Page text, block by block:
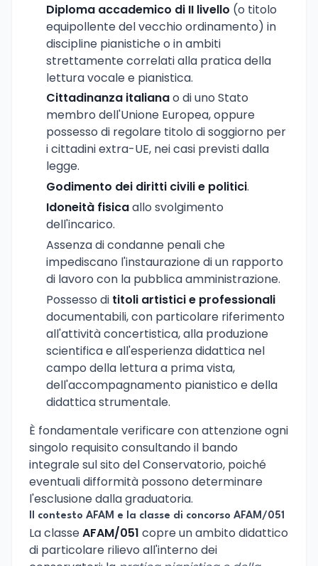
Diploma accademico di II livello (o titolo
equipollente del vecchio ordinamento) in
discipline pianistiche o in ambiti
strettamente correlati alla pratica della
lettura vocale e pianistica.
Cittadinanza italianao di uno Stato
membro dell'Unione Europea, oppure
possesso di regolare titolo di soggiorno per
i cittadini extra-UE, nei casi previsti dalla
legge.
Godimento dei diritti civili e politici.
Idoneità fisicaallo svolgimento
dell'incarico.
Assenza di condanne penali che
impediscano l'instaurazione di un rapporto
di lavoro con la pubblica amministrazione.
Possesso di titoli artistici e professionali
documentabili, con particolare riferimento
all'attività concertistica, alla produzione
scientifica e all'esperienza didattica nel
campo della lettura a prima vista,
dell'accompagnamento pianistico e della
didattica strumentale.
È fondamentale verificare con attenzione ogni
singolo requisito consultando il bando
integrale sul sito del Conservatorio, poiché
eventuali difformità possono determinare
l'esclusione dalla graduatoria.
Il contesto AFAM e la classe di concorso AFAM/051
La classeAFAM/051 copre un ambito didattico
di particolare rilievo all'interno dei